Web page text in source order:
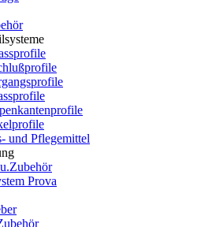
und Pflegemittel
Prova